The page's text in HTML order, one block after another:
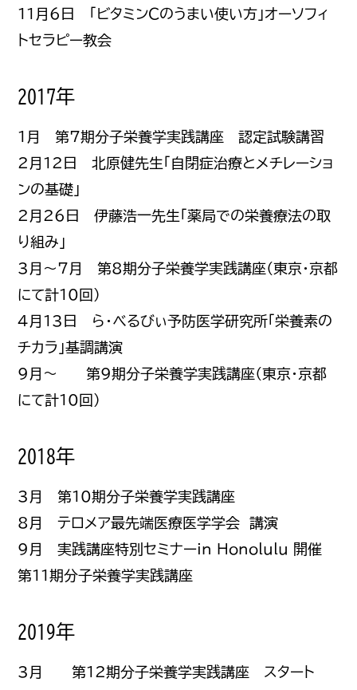
11月6日 「ビタミンＣのうまい使い方」オーソフィ
トセラピー教会
2017年
1月 第7期分子栄養学実践講座 認定試験講習
2月12日 北原健先生「自閉症治療とメチレーショ
ンの基礎」
2月26日 伊藤浩一先生「薬局での栄養療法の取
り組み」
3月～7月 第8期分子栄養学実践講座（東京・京都
にて計10回）
4月13日 ら・べるびぃ予防医学研究所「栄養素の
チカラ」基調講演
9月〜 第9期分子栄養学実践講座（東京・京都
にて計10回）
2018年
3月 第10期分子栄養学実践講座
8月 テロメア最先端医療医学学会 講演
9月 実践講座特別セミナーin Honolulu 開催
第11期分子栄養学実践講座
2019年
3月 第12期分子栄養学実践講座 スタート